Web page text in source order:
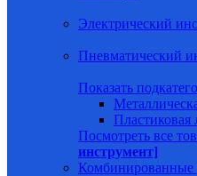
Электрический
Пневматический
Показать
Пластиковая
Посмотреть все
инструмент]
Комбинированные